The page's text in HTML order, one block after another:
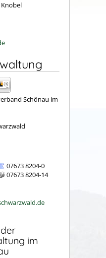
Schönau im
07673 8204-0
07673 8204-14
im